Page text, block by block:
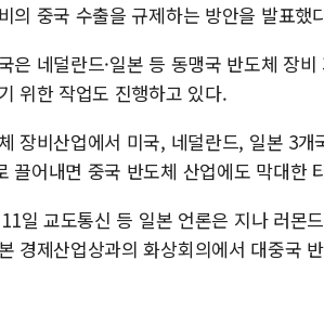
의 중국 수출을 규제하는 방안을 발표했
은 네덜란드·일본 등 동맹국 반도체 장
위한 작업도 진행하고 있다.
장비산업에서 미국, 네덜란드, 일본 3
끌어내면 중국 반도체 산업에도 막대한
일 교도통신 등 일본 언론은 지나 러몬
경제산업상과의 화상회의에서 대중국